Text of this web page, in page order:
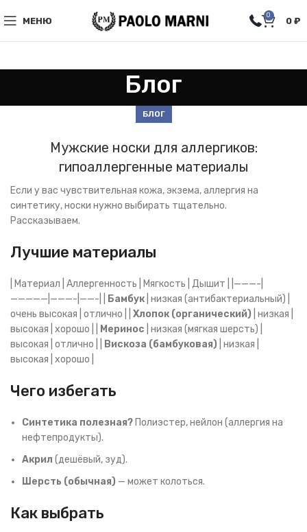
МЕНЮ
0
0 ₽
Блог
БЛОГ
Мужские носки для аллергиков:
гипоаллергенные материалы
Если у вас чувствительная кожа, экзема, аллергия на
синтетику, носки нужно выбирать тщательно.
Рассказываем.
Лучшие материалы
| Материал | Аллергенность | Мягкость | Дышит | |———-|
—————|———-|——-| |
Бамбук | низкая (антибактериальный) |
очень высокая | отлично | | Хлопок (органический) | низкая |
высокая | хорошо | |
Меринос | низкая (мягкая шерсть) |
высокая | отлично | |
Вискоза (бамбуковая) | низкая |
высокая | хорошо |
Чего избегать
Синтетика полезная? Полиэстер, нейлон (аллергия на
нефтепродукты).
Акрил (дешёвый, зуд).
Шерсть (обычная) — может колоться.
Как выбрать